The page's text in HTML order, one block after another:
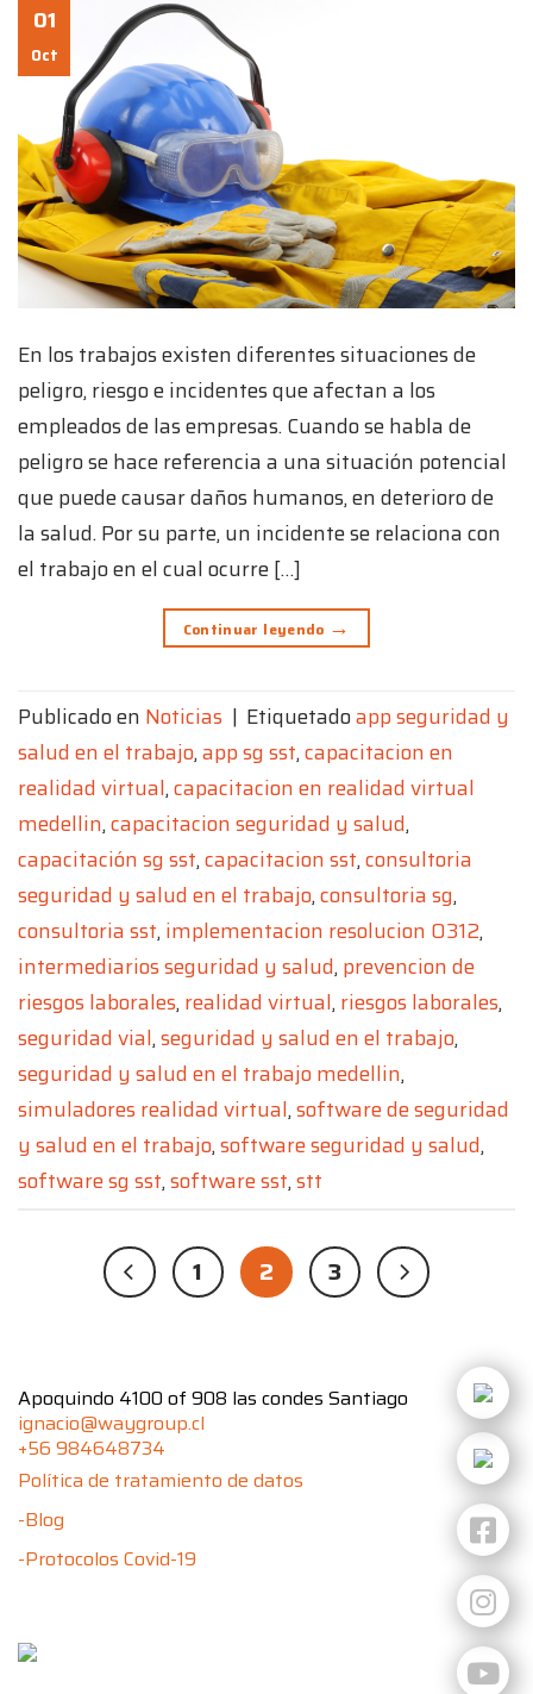
01
Oct
En los trabajos existen diferentes situaciones de
peligro, riesgo e incidentes que afectan a los
empleados de las empresas. Cuando se habla de
peligro se hace referencia a una situación potencial
que puede causar daños humanos, en deterioro de
la salud. Por su parte, un incidente se relaciona con
el trabajo en el cual ocurre […]
Continuar leyendo →
Publicado en Noticias | Etiquetadoapp seguridad y
salud en el trabajo,app sg sst,capacitacion en
realidad virtual,capacitacion en realidad virtual
medellin,capacitacion seguridad y salud,
capacitación sg sst,capacitacion sst,consultoria
seguridad y salud en el trabajo,consultoria sg,
consultoria sst,implementacion resolucion 0312,
intermediarios seguridad y salud,prevencion de
riesgos laborales,realidad virtual,riesgos laborales,
seguridad vial,seguridad y salud en el trabajo,
seguridad y salud en el trabajo medellin,
simuladores realidad virtual,software de seguridad
y salud en el trabajo,software seguridad y salud,
software sg sst,software sst,stt
1 2 3
Apoquindo 4100 of 908 las condes Santiago
ignacio@waygroup.cl
+56 984648734
Política de tratamiento de datos
-Blog
-Protocolos Covid-19